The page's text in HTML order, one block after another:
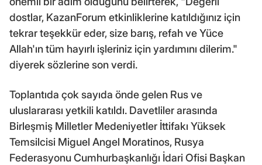
dostlar, KazanForum etkinliklerine katıldığınız için
tekrar teşekkür eder, size barış, refah ve Yüce
Allah'ın tüm hayırlı işleriniz için yardımını dilerim."
diyerek sözlerine son verdi.
Toplantıda çok sayıda önde gelen Rus ve
uluslararası yetkili katıldı. Davetliler arasında
Birleşmiş Milletler Medeniyetler İttifakı Yüksek
Temsilcisi Miguel Angel Moratinos, Rusya
Federasyonu Cumhurbaşkanlığı İdari Ofisi Başkan